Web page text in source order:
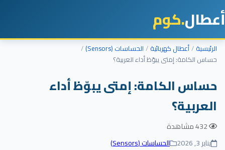
أعطال.كوم
الرئيسية أعطال كهربائية
الحساسات (Sensors)
حساس الكامة: إمتى يبوّظ أداء العربية؟
حساس الكامة: إمتى يبوّظ أداء
العربية؟
يناير 3, 2026 الحساسات (Sensors)